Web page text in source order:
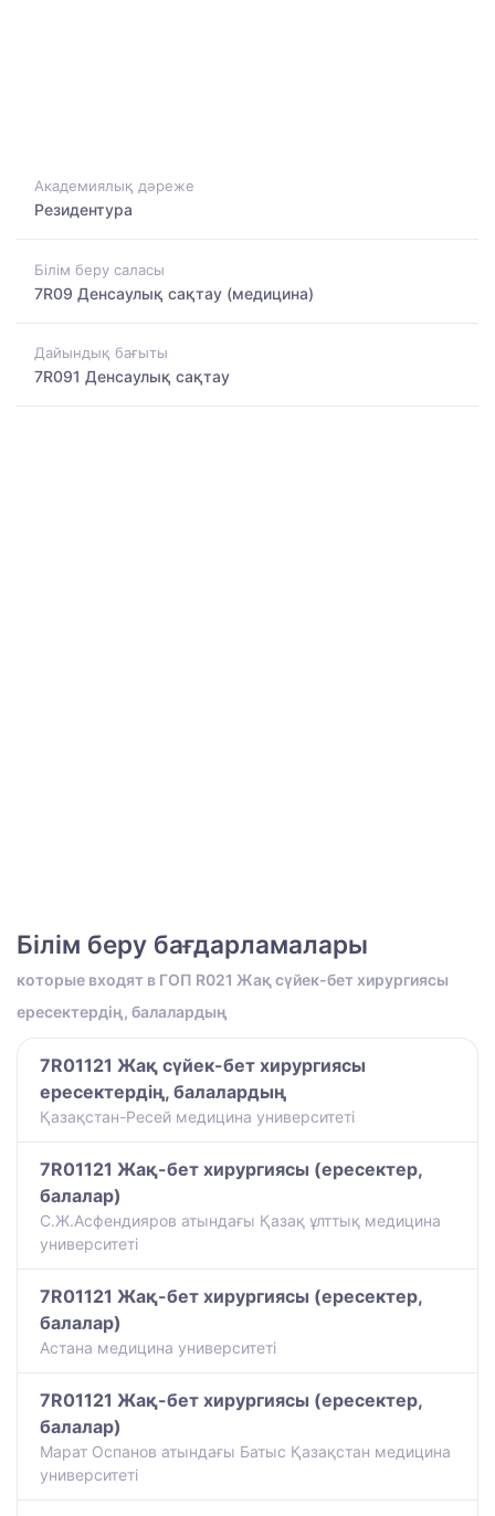
Академиялық дәреже
Резидентура
Білім беру саласы
7R09 Денсаулық сақтау (медицина)
Дайындық бағыты
7R091 Денсаулық сақтау
Білім беру бағдарламалары
которые входят в ГОП R021 Жақ сүйек-бет хирургиясы
ересектердің, балалардың
7R01121 Жақ сүйек-бет хирургиясы
ересектердің, балалардың
Қазақстан-Ресей медицина университеті
7R01121 Жақ-бет хирургиясы (ересектер,
балалар)
С.Ж.Асфендияров атындағы Қазақ ұлттық медицина
университеті
7R01121 Жақ-бет хирургиясы (ересектер,
балалар)
Астана медицина университеті
7R01121 Жақ-бет хирургиясы (ересектер,
балалар)
Марат Оспанов атындағы Батыс Қазақстан медицина
университеті